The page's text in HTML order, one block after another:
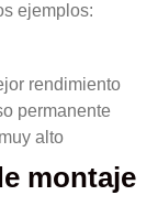
ejemplos:
rendimiento
permanente
alto
montaje